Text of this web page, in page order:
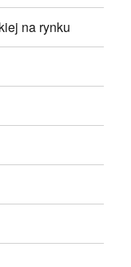
na rynku